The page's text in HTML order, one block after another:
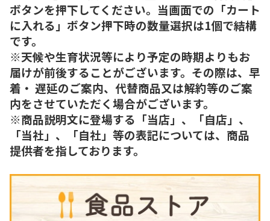
ボタンを押下してください。当画面での「カート
に入れる」ボタン押下時の数量選択は1個で結構
です。
※天候や生育状況等により予定の時期よりもお
届けが前後することがございます。その際は、早
着・ 遅延のご案内、代替商品又は解約等のご案
内をさせていただく場合がございます。
※商品説明文に登場する「当店」、「自店」、
「当社」、「自社」等の表記については、商品
提供者を指しております。